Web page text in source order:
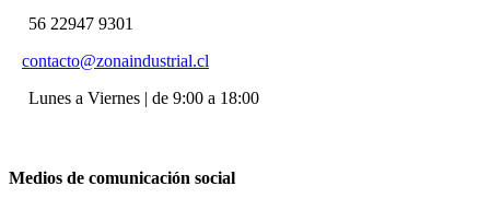
56 22947 9301
contacto@zonaindustrial.cl
Lunes a Viernes | de 9:00 a 18:00
Medios de comunicación social